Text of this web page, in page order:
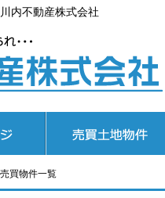
内不動産株式会社
買物件一覧